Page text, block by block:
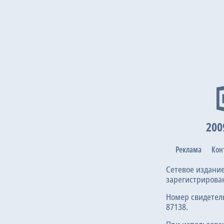
Реклама
Сетевое
Номер
87138.